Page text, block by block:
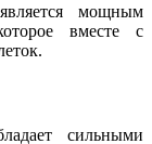
мощным
вместе с
сильными